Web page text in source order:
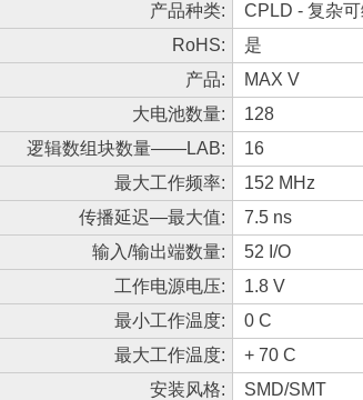
产品种类:
CPLD - 复杂
RoHS:
是
产品:
MAX V
大电池数量:
128
逻辑数组块数量——LAB:
16
最大工作频率:
152 MHz
传播延迟—最大值:
7.5 ns
输入/输出端数量:
52 I/O
工作电源电压:
1.8 V
最小工作温度:
0 C
最大工作温度:
+ 70 C
安装风格:
SMD/SMT